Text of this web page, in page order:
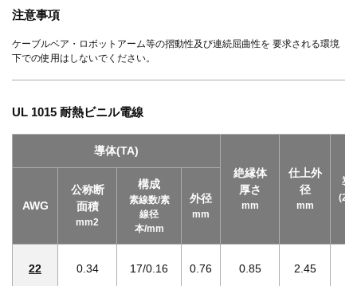
注意事項
ケーブルベア・ロボットアーム等の摺動性及び連続屈曲性を 要求される環境
下での使用はしないでください。
UL 1015 耐熱ビニル電線
導体(TA)
絶縁体
厚さ
mm
仕上外
径
mm
導
AWG
公称断
面積
mm2
構成
素線数/素
線径
本/mm
外径
mm
22 0.34 17/0.16 0.76 0.85 2.45